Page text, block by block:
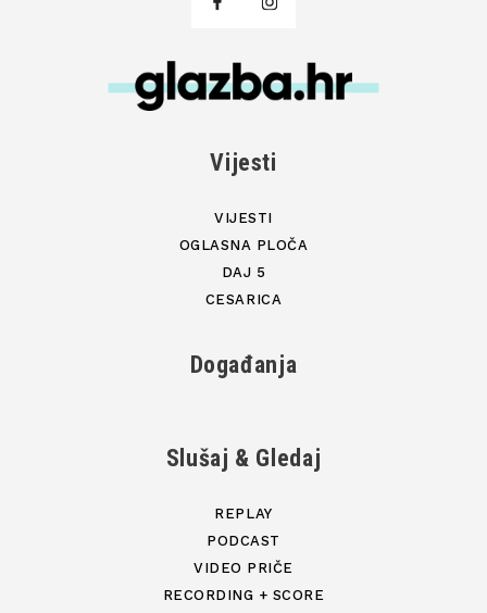
Vijesti
VIJESTI
OGLASNA PLOČA
DAJ 5
CESARICA
Događanja
Slušaj & Gledaj
REPLAY
PODCAST
VIDEO PRIČE
RECORDING + SCORE